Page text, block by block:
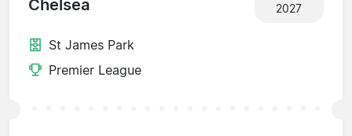
Chelsea 2027
St James Park
Premier League